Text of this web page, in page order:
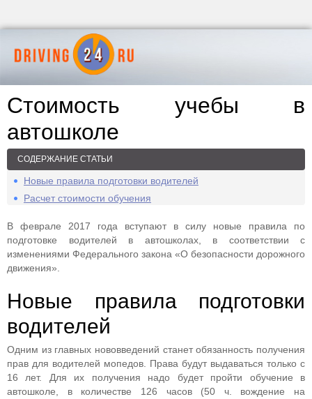
Стоимость учебы в
автошколе
СОДЕРЖАНИЕ СТАТЬИ
Новые правила подготовки водителей
Расчет стоимости обучения
В феврале 2017 года вступают в силу новые правила по
подготовке водителей в автошколах, в соответствии с
изменениями Федерального закона «О безопасности дорожного
движения».
Новые правила подготовки
водителей
Одним из главных нововведений станет обязанность получения
прав для водителей мопедов. Права будут выдаваться только с
16 лет. Для их получения надо будет пройти обучение в
автошколе, в количестве 126 часов (50 ч. вождение на